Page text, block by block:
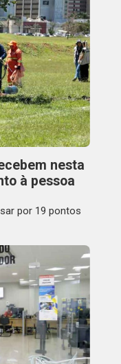
nesta
à pessoa
por 19 pontos